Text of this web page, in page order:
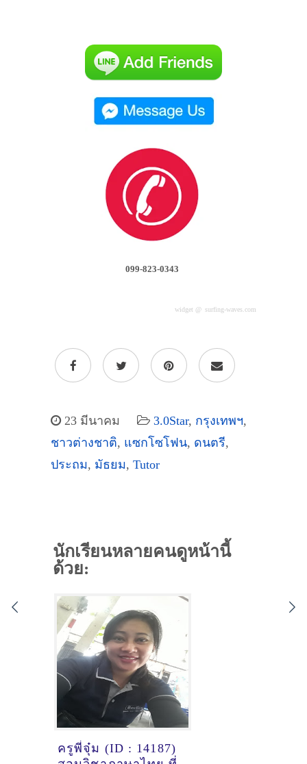
099-823-0343
widget @ surfing-waves.com
23 มีนาคม 3.0Star, กรุงเทพฯ,
ชาวต่างชาติ, แซกโซโฟน, ดนตรี,
ประถม, มัธยม, Tutor
นักเรียนหลายคนดูหน้านี้
ด้วย:
ครูพี่จุ๋ม (ID : 14187)